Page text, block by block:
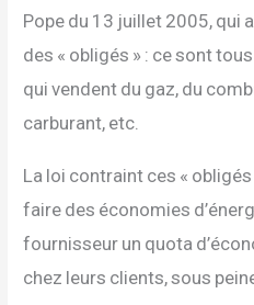
Pope du 13 juillet 2005, qui
des « obligés » : ce sont
qui vendent du gaz, du
carburant, etc.
La loi contraint ces «
faire des économies
fournisseur un quota
chez leurs clients, sous